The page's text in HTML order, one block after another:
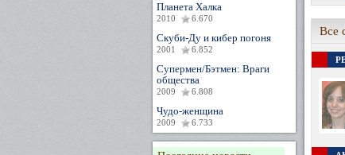
Планета Халка
2010 6.670
Скуби-Ду и кибер погоня
2001 6.852
Супермен/Бэтмен: Враги
общества
2009 6.808
Чудо-женщина
2009 6.733
Все